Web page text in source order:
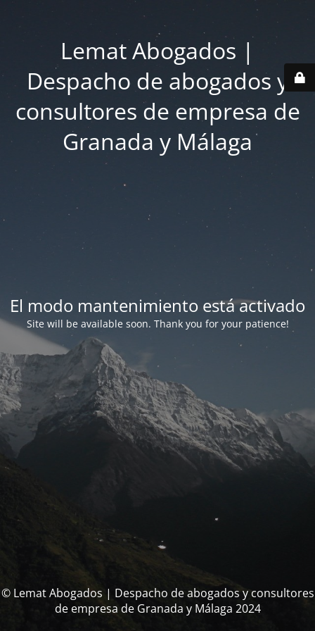
Lemat Abogados |
Despacho de abogados y
consultores de empresa de
Granada y Málaga
El modo mantenimiento está activado
Site will be available soon. Thank you for your patience!
© Lemat Abogados | Despacho de abogados y consultores
de empresa de Granada y Málaga 2024